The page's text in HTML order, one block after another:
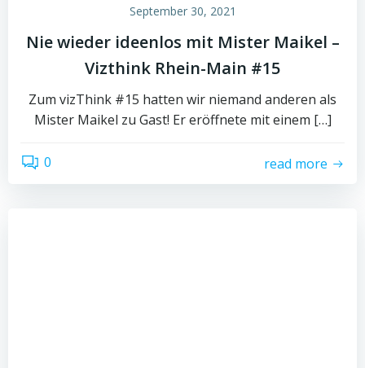
September 30, 2021
Nie wieder ideenlos mit Mister Maikel –
Vizthink Rhein-Main #15
Zum vizThink #15 hatten wir niemand anderen als
Mister Maikel zu Gast! Er eröffnete mit einem […]
0 read more